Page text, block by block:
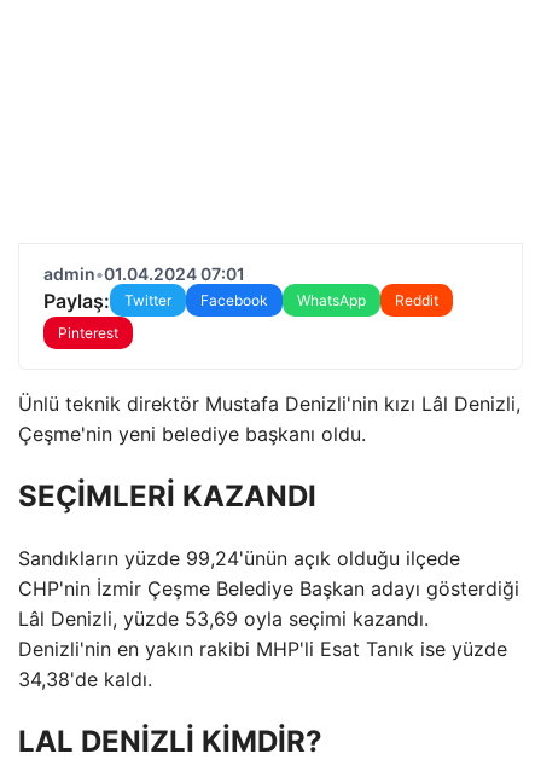
admin•01.04.2024 07:01
Paylaş: Twitter Facebook WhatsApp
Reddit
Pinterest
Ünlü teknik direktör Mustafa Denizli'nin kızı Lâl Denizli,
Çeşme'nin yeni belediye başkanı oldu.
SEÇİMLERİ KAZANDI
Sandıkların yüzde 99,24'ünün açık olduğu ilçede
CHP'nin İzmir Çeşme Belediye Başkan adayı gösterdiği
Lâl Denizli, yüzde 53,69 oyla seçimi kazandı.
Denizli'nin en yakın rakibi MHP'li Esat Tanık ise yüzde
34,38'de kaldı.
LAL DENİZLİ KİMDİR?